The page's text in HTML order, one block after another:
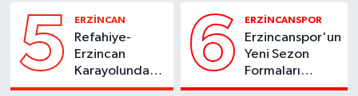
Başlıyor
5 ERZİNCAN
Refahiye-
Erzincan
Karayolunda
Kaza:
6 ERZİNCANSPOR
Erzincanspor'un
Yeni Sezon
Formaları
Satışta